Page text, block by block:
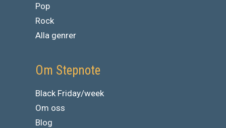
Pop
Rock
Alla genrer
Om Stepnote
Black Friday/week
Om oss
Blog